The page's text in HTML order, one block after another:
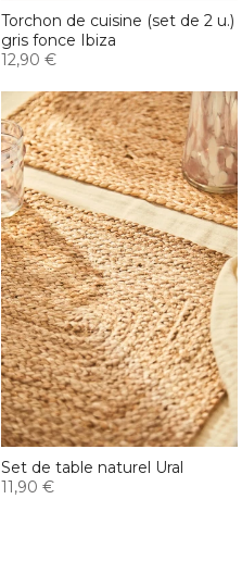
Torchon de cuisine (set de 2 u.)
gris fonce Ibiza
12,90 €
Set de table naturel Ural
11,90 €